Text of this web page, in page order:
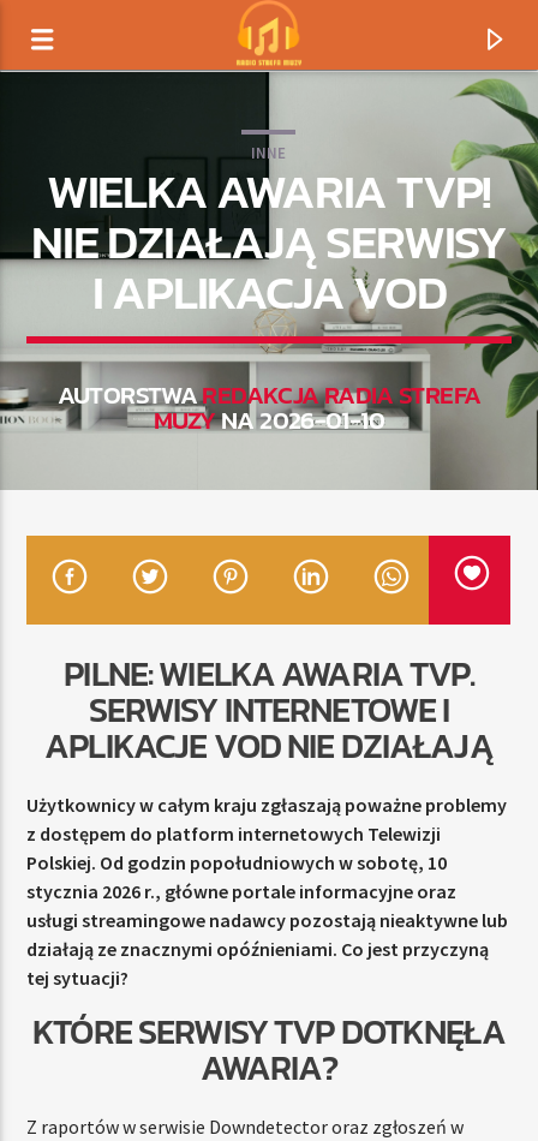
TYTUŁ
RADIO STREFA MUZY
00:00 24:00
Radio Strefa Muzy
INNE
WIELKA AWARIA TVP!
NIE DZIAŁAJĄ SERWISY
I APLIKACJA VOD
AUTORSTWAREDAKCJA RADIA STREFA
MUZYNA 2026-01-10
PILNE: WIELKA AWARIA TVP.
SERWISY INTERNETOWE I
APLIKACJE VOD NIE DZIAŁAJĄ
Użytkownicy w całym kraju zgłaszają poważne problemy
z dostępem do platform internetowych Telewizji
Polskiej. Od godzin popołudniowych w sobotę, 10
stycznia 2026 r., główne portale informacyjne oraz
usługi streamingowe nadawcy pozostają nieaktywne lub
działają ze znacznymi opóźnieniami. Co jest przyczyną
tej sytuacji?
KTÓRE SERWISY TVP DOTKNĘŁA
AWARIA?
Z raportów w serwisie Downdetector oraz zgłoszeń w